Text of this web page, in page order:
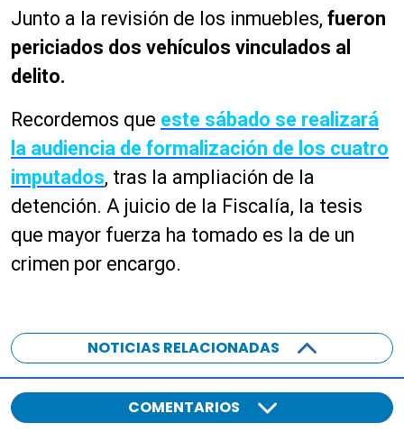
Junto a la revisión de los inmuebles, fueron
periciados dos vehículos vinculados al
delito.
Recordemos que este sábado se realizará
la audiencia de formalización de los cuatro
imputados, tras la ampliación de la
detención. A juicio de la Fiscalía, la tesis
que mayor fuerza ha tomado es la de un
crimen por encargo.
NOTICIAS RELACIONADAS
COMENTARIOS